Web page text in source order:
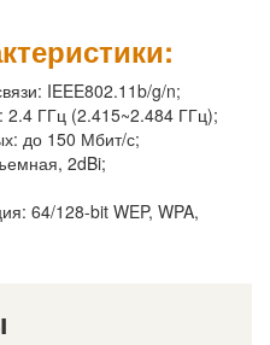
IEEE802.11b/g/n;
2.4 ГГц (2.415~2.484 ГГц);
до 150 Мбит/с;
2dBi;
64/128-bit WEP, WPA,